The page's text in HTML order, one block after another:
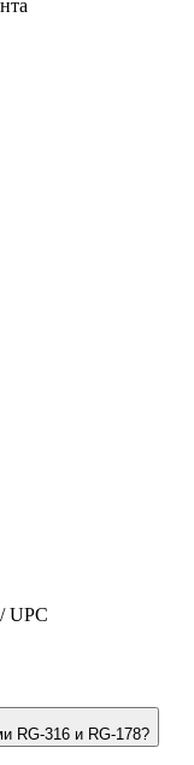
UPC
RG-316 и RG-178?